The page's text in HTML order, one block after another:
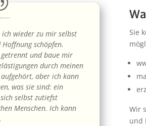
wieder zu mir selbst
schöpfen.
und baue mir
durch meinen
aber ich kann
was sie sind: ein
selbst zutiefst
Menschen. Ich kann
Sie
Wir
und